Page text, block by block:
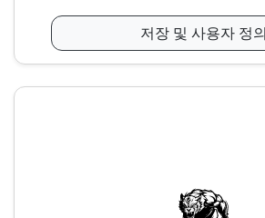
저장 및 사용자 정의